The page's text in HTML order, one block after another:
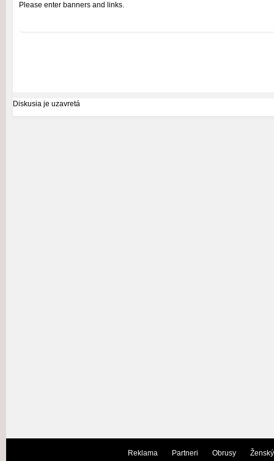
Please enter banners and links.
Diskusia je uzavretá
Reklama Partneri Obrusy